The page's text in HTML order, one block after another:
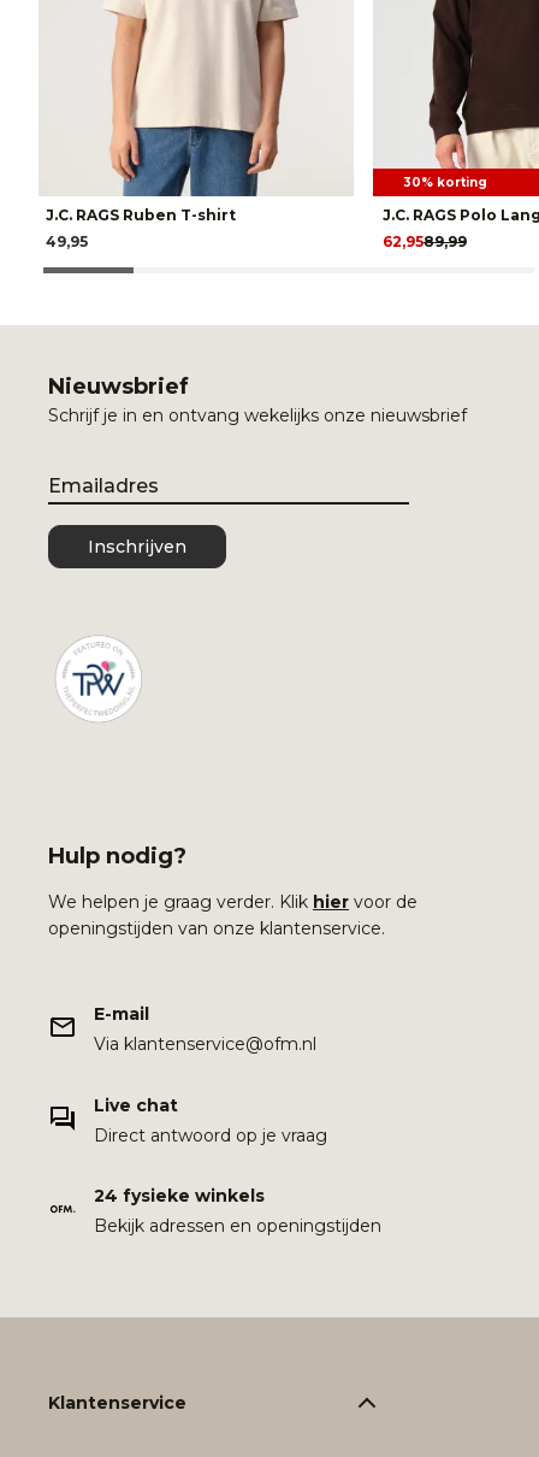
J.C. RAGS Ruben T-shirt
49,95
30% korting
J.C. RAGS Polo
89,99
62,95
Nieuwsbrief
Schrijf je in en ontvang wekelijks onze nieuwsbrief
Email
Inschrijven
Hulp nodig?
We helpen je graag verder. Klik hier voor de
openingstijden van onze klantenservice.
E-mail
Via klantenservice@ofm.nl
Live chat
Direct antwoord op je vraag
24 fysieke winkels
Bekijk adressen en openingstijden
Klantenservice